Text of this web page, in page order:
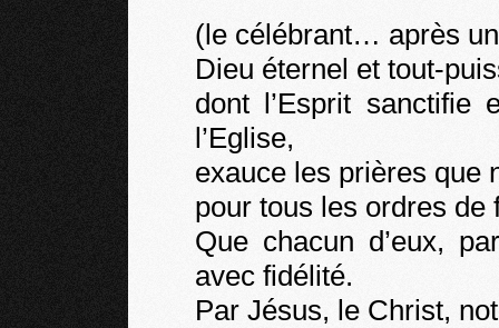
(le célébrant… après
Dieu éternel et tout-
dont l’Esprit sanctifie
l’Eglise,
exauce les prières que
pour tous les ordres
Que chacun d’eux,
avec fidélité.
Par Jésus, le Christ,